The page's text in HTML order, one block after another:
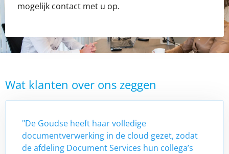
mogelijk contact met u op.
Wat klanten over ons zeggen
"De Goudse heeft haar volledige
documentverwerking in de cloud gezet, zodat
de afdeling Document Services hun collega’s